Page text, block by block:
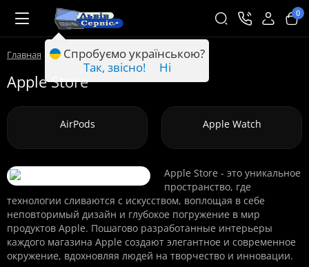
0
Главная Apple Store
Apple Store
AirPods Apple Watch
Apple Store - это уникальное
пространство, где
технологии сливаются с искусством, воплощая в себе
неповторимый дизайн и глубокое погружение в мир
продуктов Apple. Пошагово разработанные интерьеры
каждого магазина Apple создают элегантное и современное
окружение, вдохновляя людей на творчество и инновации.
Спробуємо українською?
Так, звісно!
Ні